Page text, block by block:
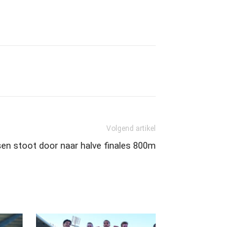
Volgend artikel
stoot door naar halve finales 800m